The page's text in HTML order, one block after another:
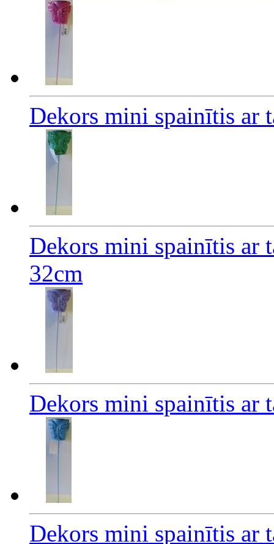
Dekors mini spainītis ar
Dekors mini spainītis ar
32cm
Dekors mini spainītis ar
Dekors mini spainītis ar